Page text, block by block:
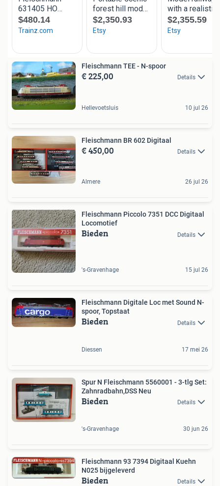
Fleischmann TEE - N-spoor
€ 225,00 Details
Hellevoetsluis 10 jul 26
Fleischmann BR 602 Digitaal
€ 450,00 Details
Almere 26 jul 26
Fleischmann Piccolo 7351 DCC Digitaal
Locomotief
Bieden Details
's-Gravenhage 15 jul 26
Fleischmann Digitale Loc met Sound N-
spoor, Topstaat
Bieden Details
Diessen 17 mei 26
Spur N Fleischmann 5560001 - 3-tlg Set:
Zahnradbahn,DSS Neu
Bieden Details
's-Gravenhage 30 jun 26
Fleischmann 93 7394 Digitaal Kuehn
N025 bijgeleverd
Bieden Details